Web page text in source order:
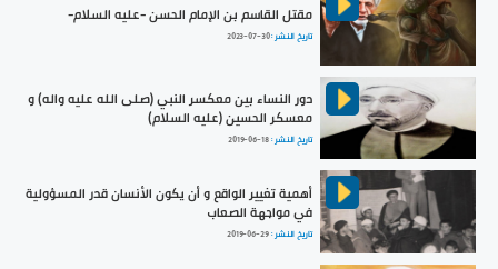
مقتل القاسم بن الإمام الحسن -عليه السلام-
تاريخ النشر :2023-07-30
دور النساء بين معكسر النبي (صلى الله عليه واله) و
معسكر الحسين (عليه السلام)
تاريخ النشر :2019-06-18
أهمية تغيير الواقع و أن يكون الأنسان قدر المسؤولية
في مواجهة الصعاب
تاريخ النشر :2019-06-29